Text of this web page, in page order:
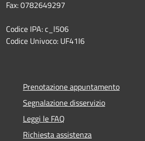
Fax: 0782649297
Codice IPA: c_l506
Codice Univoco: UF41I6
Prenotazione appuntamento
Segnalazione disservizio
Leggi le FAQ
Richiesta assistenza